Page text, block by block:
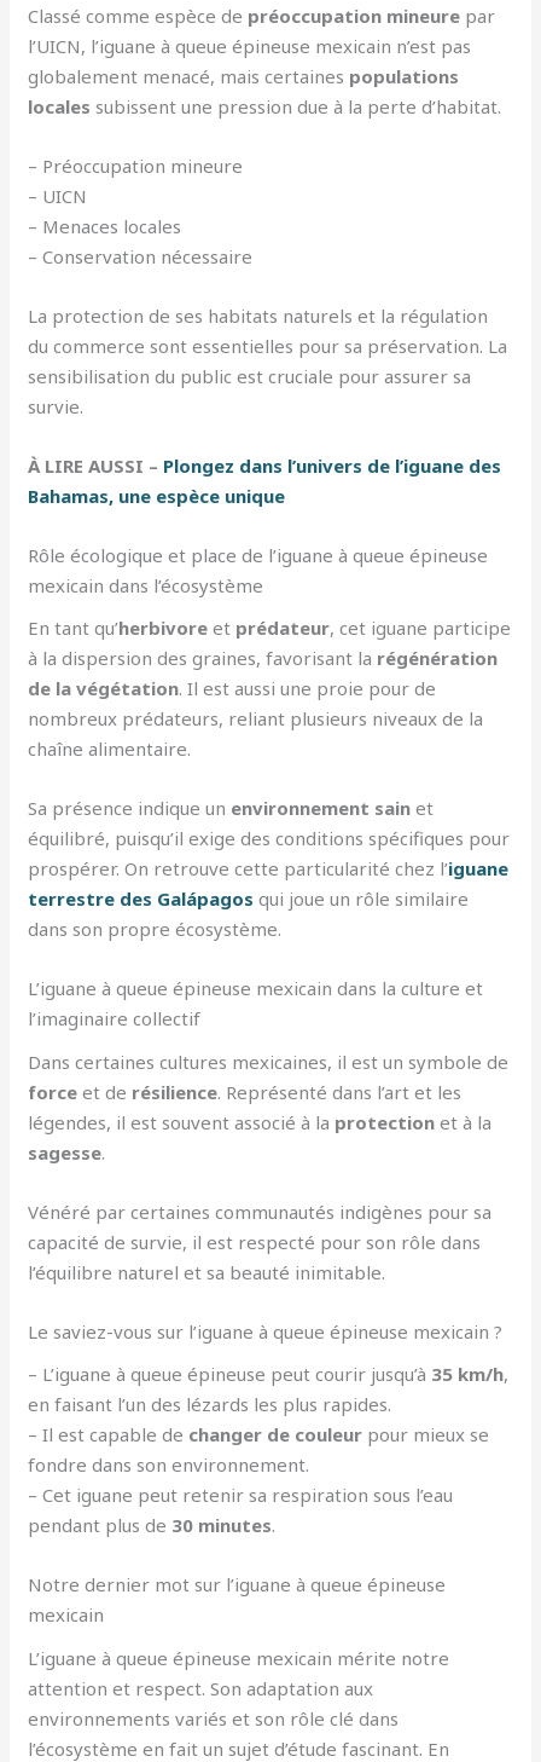
Classé comme espèce de préoccupation mineure par
l’UICN, l’iguane à queue épineuse mexicain n’est pas
globalement menacé, mais certaines populations
locales subissent une pression due à la perte d’habitat.
– Préoccupation mineure
– UICN
– Menaces locales
– Conservation nécessaire
La protection de ses habitats naturels et la régulation
du commerce sont essentielles pour sa préservation. La
sensibilisation du public est cruciale pour assurer sa
survie.
À LIRE AUSSI – Plongez dans l’univers de l’iguane des
Bahamas, une espèce unique
Rôle écologique et place de l’iguane à queue épineuse
mexicain dans l’écosystème
En tant qu’herbivore et prédateur, cet iguane participe
à la dispersion des graines, favorisant la régénération
de la végétation. Il est aussi une proie pour de
nombreux prédateurs, reliant plusieurs niveaux de la
chaîne alimentaire.
Sa présence indique un environnement sain et
équilibré, puisqu’il exige des conditions spécifiques pour
prospérer. On retrouve cette particularité chez l’iguane
terrestre des Galápagos qui joue un rôle similaire
dans son propre écosystème.
L’iguane à queue épineuse mexicain dans la culture et
l’imaginaire collectif
Dans certaines cultures mexicaines, il est un symbole de
force et de résilience. Représenté dans l’art et les
légendes, il est souvent associé à la protection et à la
sagesse.
Vénéré par certaines communautés indigènes pour sa
capacité de survie, il est respecté pour son rôle dans
l’équilibre naturel et sa beauté inimitable.
Le saviez-vous sur l’iguane à queue épineuse mexicain ?
– L’iguane à queue épineuse peut courir jusqu’à 35 km/h,
en faisant l’un des lézards les plus rapides.
– Il est capable de changer de couleur pour mieux se
fondre dans son environnement.
– Cet iguane peut retenir sa respiration sous l’eau
pendant plus de 30 minutes.
Notre dernier mot sur l’iguane à queue épineuse
mexicain
L’iguane à queue épineuse mexicain mérite notre
attention et respect. Son adaptation aux
environnements variés et son rôle clé dans
l’écosystème en fait un sujet d’étude fascinant. En